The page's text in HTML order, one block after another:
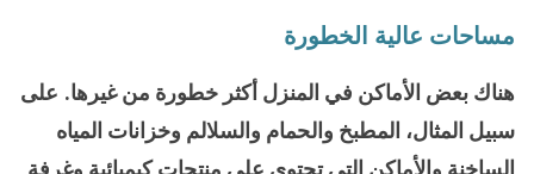
مساحات عالية الخطورة
هناك بعض الأماكن في المنزل أكثر خطورة من غيرها. على
سبيل المثال، المطبخ والحمام والسلالم وخزانات المياه
الساخنة والأماكن التي تحتوي على منتجات كيميائية وغرفة